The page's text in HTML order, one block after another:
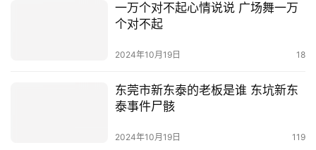
一万个对不起心情说说 广场舞一万
个对不起
2024年10月19日 18
东莞市新东泰的老板是谁 东坑新东
泰事件尸骸
2024年10月19日 119